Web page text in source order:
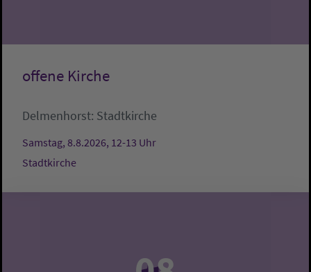
offene Kirche
Delmenhorst: Stadtkirche
Samstag, 8.8.2026, 12-13 Uhr
Stadtkirche